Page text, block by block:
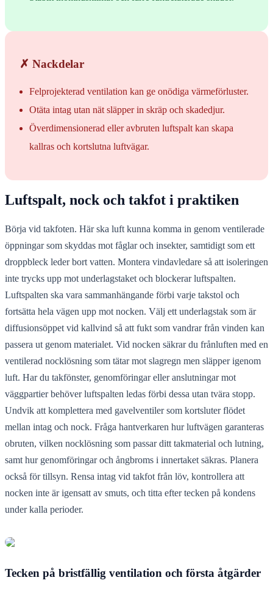
✗ Nackdelar
Felprojekterad ventilation kan ge onödiga värmeförluster.
Otäta intag utan nät släpper in skräp och skadedjur.
Överdimensionerad eller avbruten luftspalt kan skapa
kallras och kortslutna luftvägar.
Luftspalt, nock och takfot i praktiken
Börja vid takfoten. Här ska luft kunna komma in genom ventilerade
öppningar som skyddas mot fåglar och insekter, samtidigt som ett
droppbleck leder bort vatten. Montera vindavledare så att isoleringen
inte trycks upp mot underlagstaket och blockerar luftspalten.
Luftspalten ska vara sammanhängande förbi varje takstol och
fortsätta hela vägen upp mot nocken. Välj ett underlagstak som är
diffusionsöppet vid kallvind så att fukt som vandrar från vinden kan
passera ut genom materialet. Vid nocken säkrar du frånluften med en
ventilerad nocklösning som tätar mot slagregn men släpper igenom
luft. Har du takfönster, genomföringar eller anslutningar mot
väggpartier behöver luftspalten ledas förbi dessa utan tvära stopp.
Undvik att komplettera med gavelventiler som kortsluter flödet
mellan intag och nock. Fråga hantverkaren hur luftvägen garanteras
obruten, vilken nocklösning som passar ditt takmaterial och lutning,
samt hur genomföringar och ångbroms i innertaket säkras. Planera
också för tillsyn. Rensa intag vid takfot från löv, kontrollera att
nocken inte är igensatt av smuts, och titta efter tecken på kondens
under kalla perioder.
Tecken på bristfällig ventilation och första åtgärder